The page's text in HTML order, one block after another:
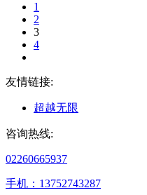
1
2
3
4
友情链接:
超越无限
咨询热线:
02260665937
手机：13752743287